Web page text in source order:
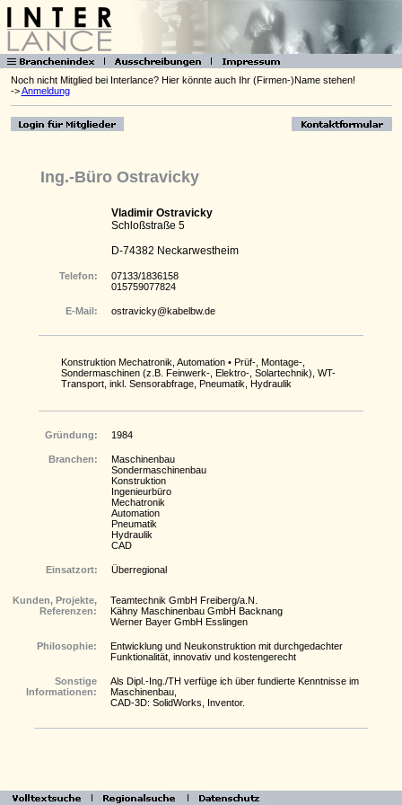
Noch nicht Mitglied bei Interlance? Hier könnte auch Ihr (Firmen-)Name stehen!
->Anmeldung
Ing.-Büro Ostravicky
Vladimir Ostravicky
Schloßstraße 5
D-74382 Neckarwestheim
Telefon:
07133/1836158
015759077824
E-Mail: ostravicky@kabelbw.de
Konstruktion Mechatronik, Automation • Prüf-, Montage-,
Sondermaschinen (z.B. Feinwerk-, Elektro-, Solartechnik), WT-
Transport, inkl. Sensorabfrage, Pneumatik, Hydraulik
Gründung: 1984
Branchen:
Maschinenbau
Sondermaschinenbau
Konstruktion
Ingenieurbüro
Mechatronik
Automation
Pneumatik
Hydraulik
CAD
Einsatzort: Überregional
Kunden, Projekte,
Referenzen:
Teamtechnik GmbH Freiberg/a.N.
Kähny Maschinenbau GmbH Backnang
Werner Bayer GmbH Esslingen
Philosophie:
Entwicklung und Neukonstruktion mit durchgedachter
Funktionalität, innovativ und kostengerecht
Sonstige
Informationen:
Als Dipl.-Ing./TH verfüge ich über fundierte Kenntnisse im
Maschinenbau,
CAD-3D: SolidWorks, Inventor.